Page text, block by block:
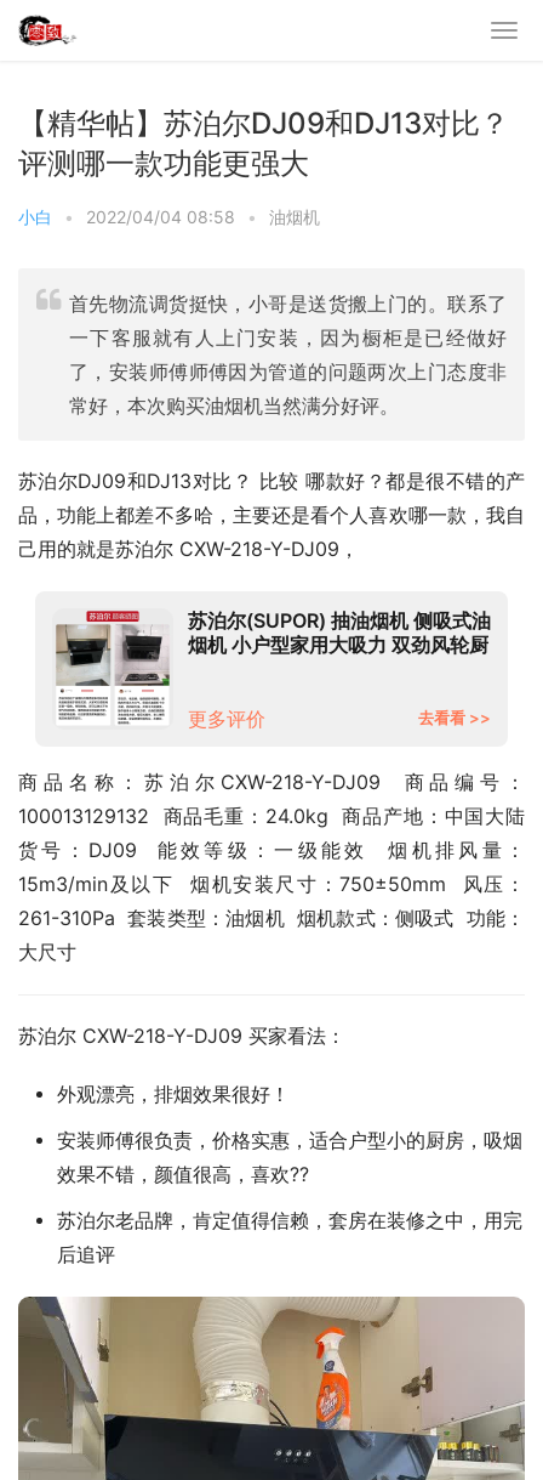
【精华帖】苏泊尔DJ09和DJ13对比？
评测哪一款功能更强大
小白 • 2022/04/04 08:58 • 油烟机
首先物流调货挺快，小哥是送货搬上门的。联系了
一下客服就有人上门安装，因为橱柜是已经做好
了，安装师傅师傅因为管道的问题两次上门态度非
常好，本次购买油烟机当然满分好评。
苏泊尔DJ09和DJ13对比？ 比较 哪款好？都是很不错的产
品，功能上都差不多哈，主要还是看个人喜欢哪一款，我自
己用的就是苏泊尔 CXW-218-Y-DJ09，
苏泊尔(SUPOR) 抽油烟机 侧吸式油
烟机 小户型家用大吸力 双劲风轮厨
更多评价 去看看 >>
商品名称：苏泊尔CXW-218-Y-DJ09  商品编号：
100013129132  商品毛重：24.0kg  商品产地：中国大陆
货号：DJ09  能效等级：一级能效  烟机排风量：
15m3/min及以下  烟机安装尺寸：750±50mm  风压：
261-310Pa  套装类型：油烟机  烟机款式：侧吸式  功能：
大尺寸
苏泊尔 CXW-218-Y-DJ09 买家看法：
外观漂亮，排烟效果很好！
安装师傅很负责，价格实惠，适合户型小的厨房，吸烟
效果不错，颜值很高，喜欢??
苏泊尔老品牌，肯定值得信赖，套房在装修之中，用完
后追评